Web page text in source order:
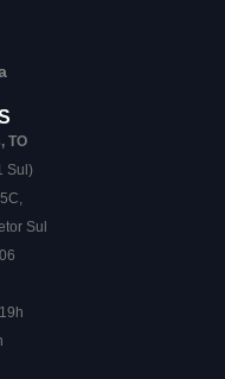
TO
Sul)
Sul